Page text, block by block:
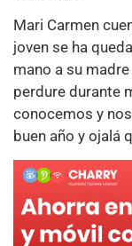
Mari Carmen
joven se ha
mano a su
perdure durante
conocemos y
buen año y ojalá